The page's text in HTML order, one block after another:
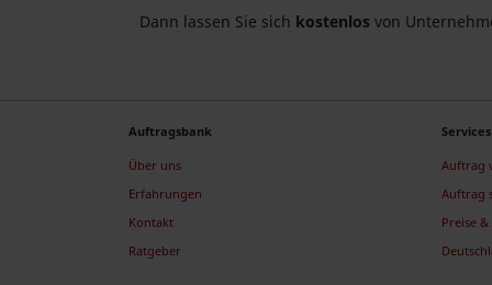
Dann lassen Sie sich kostenlos von
Auftragsbank
Über uns
Erfahrungen
Kontakt
Ratgeber
Services
Auftrag
Auftrag
Preise